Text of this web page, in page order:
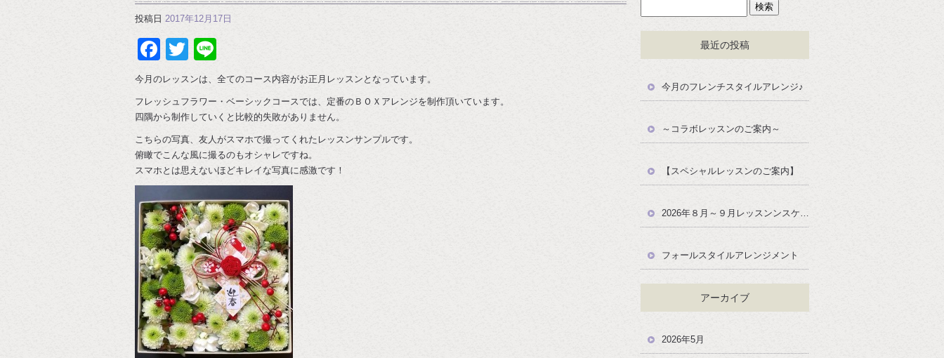
投稿日 2017年12月17日
Facebook
Twitter
今月のレッスンは、全てのコース内容がお正月レッスンとなっています。
フレッシュフラワー・ベーシックコースでは、定番のＢＯＸアレンジを制作頂いています。
四隅から制作していくと比較的失敗がありません。
こちらの写真、友人がスマホで撮ってくれたレッスンサンプルです。
俯瞰でこんな風に撮るのもオシャレですね。
スマホとは思えないほどキレイな写真に感激です！
最近の投稿
今月のフレンチスタイルアレンジ♪
～コラボレッスンのご案内～
【スペシャルレッスンのご案内】
フォールスタイルアレンジメント
アーカイブ
2026年5月